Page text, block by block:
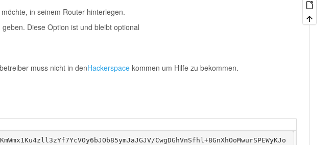
in seinem Router hinterlegen.
Diese Option ist und bleibt optional
muss nicht in denHackerspace kommen um Hilfe zu bekommen.
CwgDGhVnSfhl+8GnXhOoMwurSPEWyKJo